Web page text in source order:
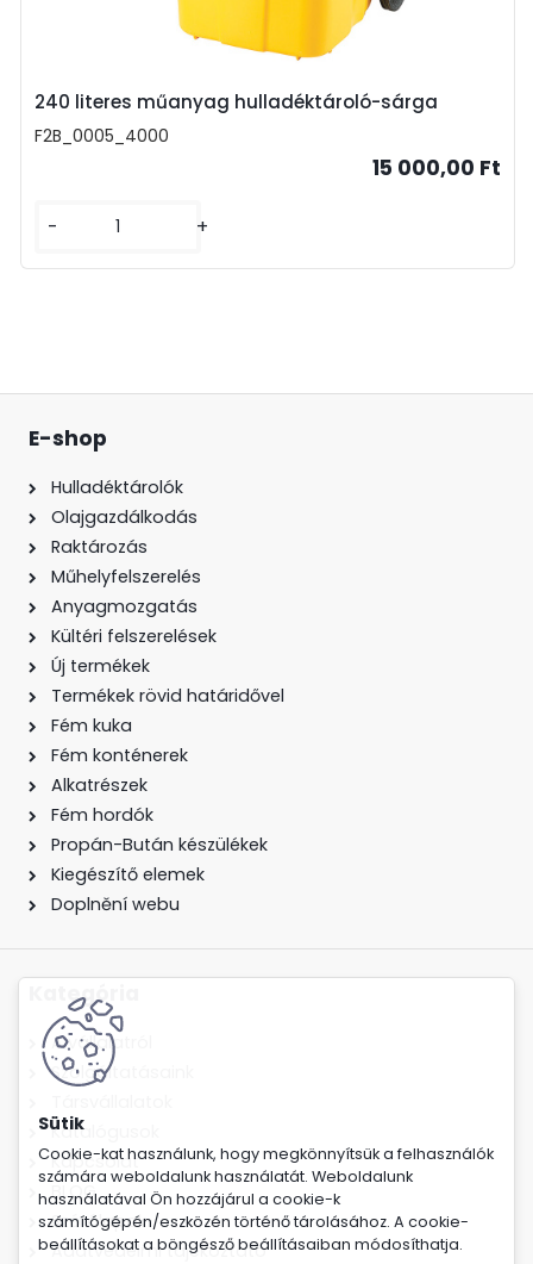
Cookie-kat használunk, hogy megkönnyítsük a felhasználók
számára weboldalunk használatát. Weboldalunk
használatával Ön hozzájárul a cookie-k
számítógépén/eszközén történő tárolásához. A cookie-
beállításokat a böngésző beállításaiban módosíthatja.
240 literes műanyag hulladéktároló-sárga
F2B_0005_4000
15 000,00 Ft
- +
E-shop
Hulladéktárolók
Olajgazdálkodás
Raktározás
Műhelyfelszerelés
Anyagmozgatás
Kültéri felszerelések
Új termékek
Termékek rövid határidővel
Fém kuka
Fém konténerek
Alkatrészek
Fém hordók
Propán-Bután készülékek
Kiegészítő elemek
Doplnění webu
Kategória
A vállalatról
Szolgáltatásaink
Katalógusok
Kapcsolat
BLOG
Szórólapok
Adatvédelmi tájékoztató